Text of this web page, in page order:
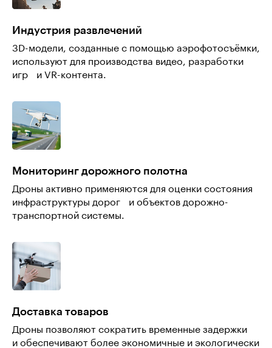
Индустрия развлечений
3D-модели, созданные с помощью аэрофотосъёмки,
используют для производства видео, разработки
игр и VR-контента.
Мониторинг дорожного полотна
Дроны активно применяются для оценки состояния
инфраструктуры дорог и объектов дорожно-
транспортной системы.
Доставка товаров
Дроны позволяют сократить временные задержки
и обеспечивают более экономичные и экологически